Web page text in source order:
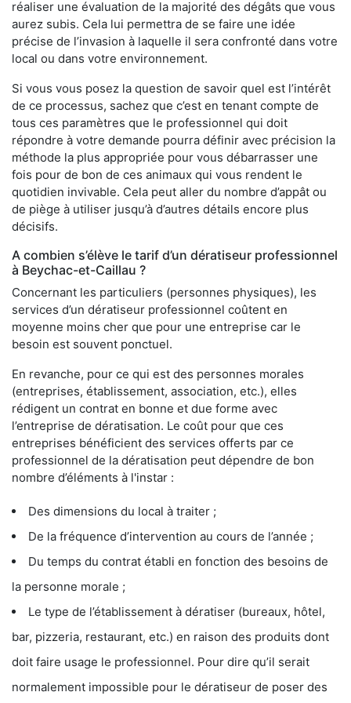
réaliser une évaluation de la majorité des dégâts que vous
aurez subis. Cela lui permettra de se faire une idée
précise de l’invasion à laquelle il sera confronté dans votre
local ou dans votre environnement.
Si vous vous posez la question de savoir quel est l’intérêt
de ce processus, sachez que c’est en tenant compte de
tous ces paramètres que le professionnel qui doit
répondre à votre demande pourra définir avec précision la
méthode la plus appropriée pour vous débarrasser une
fois pour de bon de ces animaux qui vous rendent le
quotidien invivable. Cela peut aller du nombre d’appât ou
de piège à utiliser jusqu’à d’autres détails encore plus
décisifs.
A combien s’élève le tarif d’un dératiseur professionnel
à Beychac-et-Caillau ?
Concernant les particuliers (personnes physiques), les
services d’un dératiseur professionnel coûtent en
moyenne moins cher que pour une entreprise car le
besoin est souvent ponctuel.
En revanche, pour ce qui est des personnes morales
(entreprises, établissement, association, etc.), elles
rédigent un contrat en bonne et due forme avec
l’entreprise de dératisation. Le coût pour que ces
entreprises bénéficient des services offerts par ce
professionnel de la dératisation peut dépendre de bon
nombre d’éléments à l'instar :
Des dimensions du local à traiter ;
De la fréquence d’intervention au cours de l’année ;
Du temps du contrat établi en fonction des besoins de
la personne morale ;
Le type de l’établissement à dératiser (bureaux, hôtel,
bar, pizzeria, restaurant, etc.) en raison des produits dont
doit faire usage le professionnel. Pour dire qu’il serait
normalement impossible pour le dératiseur de poser des